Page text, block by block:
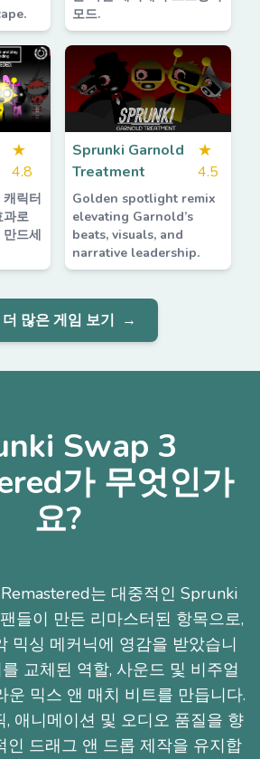
모드.
★
4.8
릭터
과로
드세
Sprunki Garnold
Treatment
★
4.5
Golden spotlight remix
elevating Garnold’s
beats, visuals, and
narrative leadership.
더 많은 게임 보기 →
Swap 3
가 무엇인가
요?
는 대중적인 Sprunki
들이 만든 리마스터된 항목으로,
믹싱 메커닉에 영감을 받았습니
교체된 역할, 사운드 및 비주얼
운 믹스 앤 매치 비트를 만듭니다.
, 애니메이션 및 오디오 품질을 향
인 드래그 앤 드롭 제작을 유지합